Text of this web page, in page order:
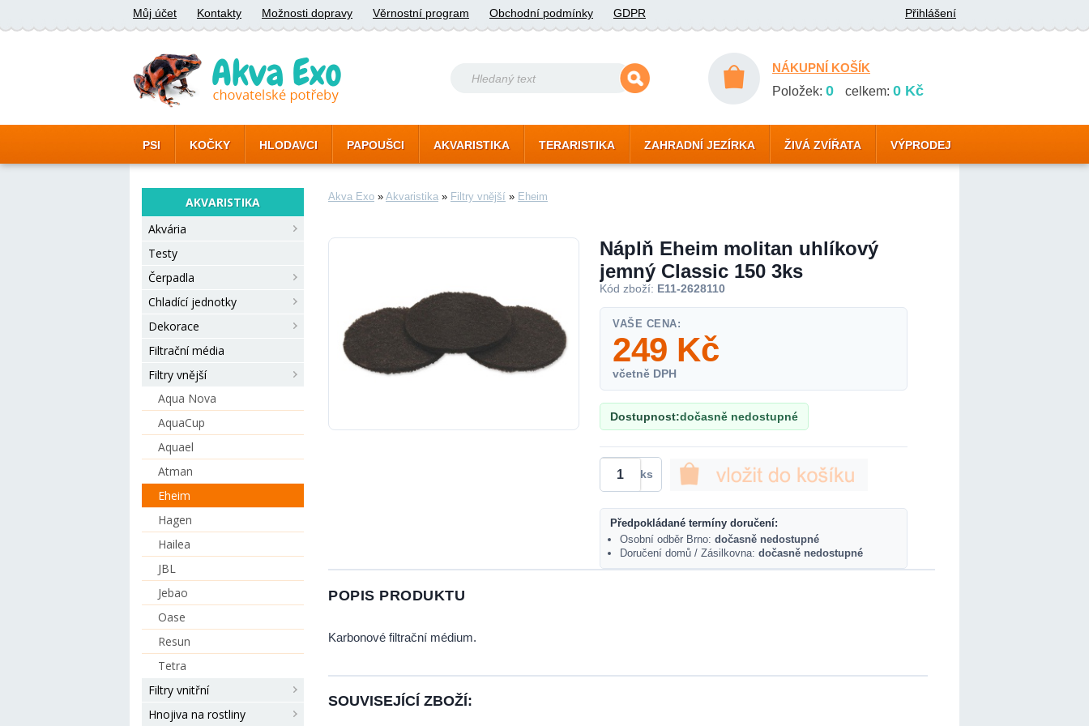
Můj účet Kontakty Možnosti dopravy Věrnostní program Obchodní podmínky GDPR Přihlášení
NÁKUPNÍ KOŠÍK
Položek: 0 celkem: 0 Kč
PSI KOČKY HLODAVCI PAPOUŠCI AKVARISTIKA TERARISTIKA ZAHRADNÍ JEZÍRKA ŽIVÁ ZVÍŘATA VÝPRODEJ
AKVARISTIKA
Akvária
Testy
Čerpadla
Chladící jednotky
Dekorace
Filtrační média
Filtry vnější
Aqua Nova
AquaCup
Aquael
Atman
Eheim
Hagen
Hailea
JBL
Jebao
Oase
Resun
Tetra
Filtry vnitřní
Hnojiva na rostliny
Akva Exo » Akvaristika » Filtry vnější » Eheim
Náplň Eheim molitan uhlíkový
jemný Classic 150 3ks
Kód zboží: E11-2628110
VAŠE CENA:
249 Kč
včetně DPH
Dostupnost:dočasně nedostupné
ks
Předpokládané termíny doručení:
Osobní odběr Brno: dočasně nedostupné
Doručení domů / Zásilkovna: dočasně nedostupné
POPIS PRODUKTU
Karbonové filtrační médium.
SOUVISEJÍCÍ ZBOŽÍ: